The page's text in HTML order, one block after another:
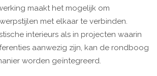
maakt het mogelijk om
met elkaar te verbinden.
interieurs als in projecten waarin
aanwezig zijn, kan de rondboog
worden geïntegreerd.